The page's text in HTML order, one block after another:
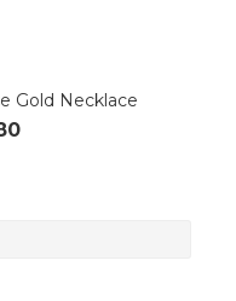
Gold Necklace